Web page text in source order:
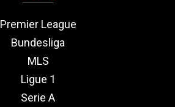
Premier League
Bundesliga
MLS
Ligue 1
Serie A